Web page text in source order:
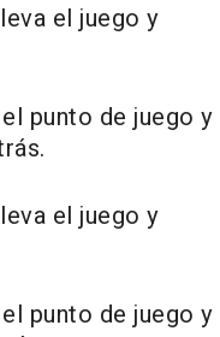
el juego y
punto de juego y
el juego y
punto de juego y